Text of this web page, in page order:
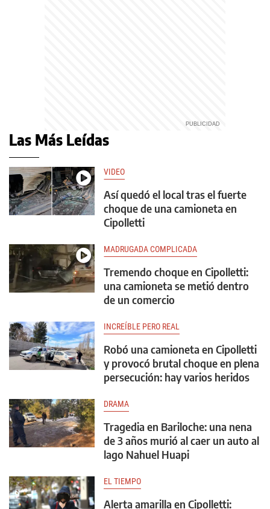
Las Más Leídas
VIDEO
Así quedó el local tras el fuerte
choque de una camioneta en
Cipolletti
MADRUGADA COMPLICADA
Tremendo choque en Cipolletti:
una camioneta se metió dentro
de un comercio
INCREÍBLE PERO REAL
Robó una camioneta en Cipolletti
y provocó brutal choque en plena
persecución: hay varios heridos
DRAMA
Tragedia en Bariloche: una nena
de 3 años murió al caer un auto al
lago Nahuel Huapi
EL TIEMPO
Alerta amarilla en Cipolletti: